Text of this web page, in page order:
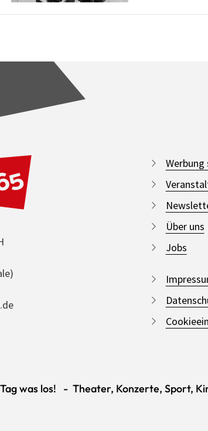
Werbung
Über uns
Jobs
was los! - Theater, Konzerte, Sport,